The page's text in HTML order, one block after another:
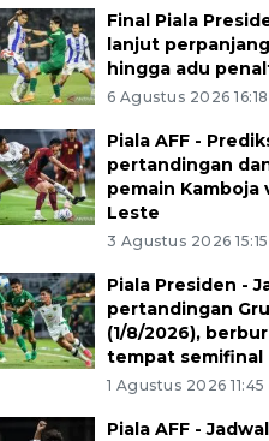
Final Piala
lanjut
hingga adu
6 Agustus 2026 16:18
Piala AFF -
pertandingan
pemain Kamboja
Leste
3 Agustus 2026 15:15
Piala Presiden -
pertandingan
(1/8/2026),
tempat semifinal
1 Agustus 2026 11:45
Piala AFF - Jadwal